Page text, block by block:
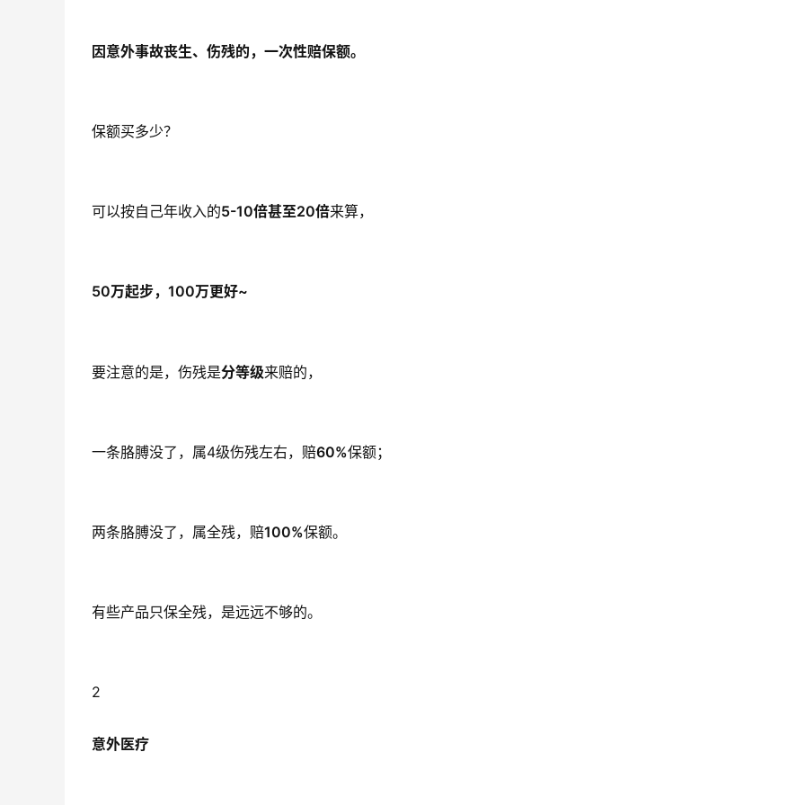
因意外事故丧生、伤残的，一次性赔保额。
保额买多少？
可以按自己年收入的5-10倍甚至20倍来算，
50万起步，100万更好~
要注意的是，伤残是分等级来赔的，
一条胳膊没了，属4级伤残左右，赔60%保额；
两条胳膊没了，属全残，赔100%保额。
有些产品只保全残，是远远不够的。
2
意外医疗